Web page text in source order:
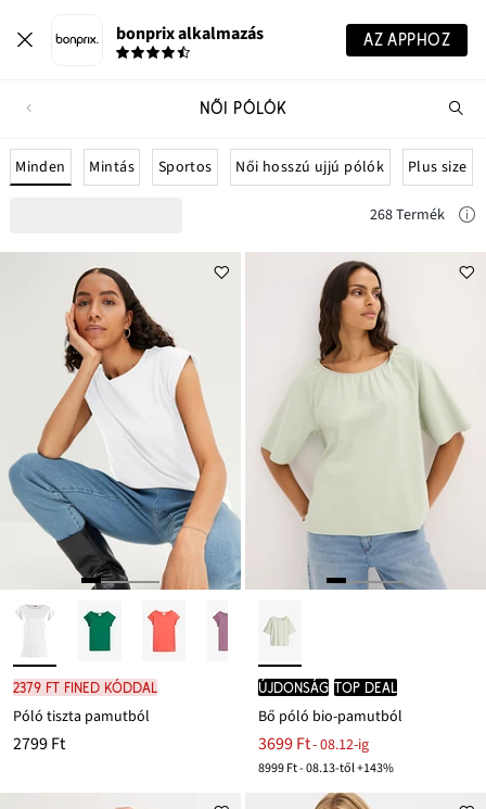
bonprix alkalmazás AZ APPHOZ
NŐI PÓLÓK
Minden Mintás Sportos Női hosszú ujjú pólók Plus size
268 Termék
2379 Ft FINED kóddal
Póló tiszta pamutból
2799 Ft
újdonság TOP DEAL
Bő póló bio-pamutból
3699 Ft- 08.12-ig
8999 Ft - 08.13-től +143%